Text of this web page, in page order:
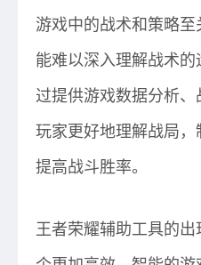
游戏中的战术和策略至
能难以深入理解战术
过提供游戏数据分析
玩家更好地理解战局，
提高战斗胜率。
王者荣耀辅助工具的